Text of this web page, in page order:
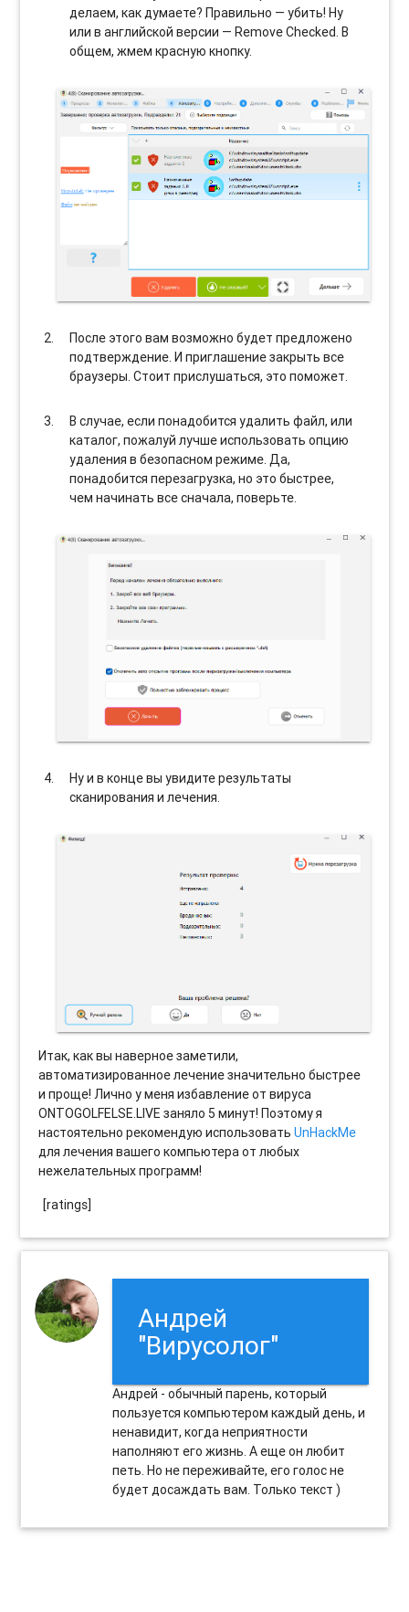
делаем, как думаете? Правильно — убить! Ну
или в английской версии — Remove Checked. В
общем, жмем красную кнопку.
После этого вам возможно будет предложено
подтверждение. И приглашение закрыть все
браузеры. Стоит прислушаться, это поможет.
В случае, если понадобится удалить файл, или
каталог, пожалуй лучше использовать опцию
удаления в безопасном режиме. Да,
понадобится перезагрузка, но это быстрее,
чем начинать все сначала, поверьте.
Ну и в конце вы увидите результаты
сканирования и лечения.
Итак, как вы наверное заметили,
автоматизированное лечение значительно быстрее
и проще! Лично у меня избавление от вируса
ONTOGOLFELSE.LIVE заняло 5 минут! Поэтому я
настоятельно рекомендую использоватьUnHackMe
для лечения вашего компьютера от любых
нежелательных программ!
[ratings]
Андрей
"Вирусолог"
Андрей - обычный парень, который
пользуется компьютером каждый день, и
ненавидит, когда неприятности
наполняют его жизнь. А еще он любит
петь. Но не переживайте, его голос не
будет досаждать вам. Только текст )